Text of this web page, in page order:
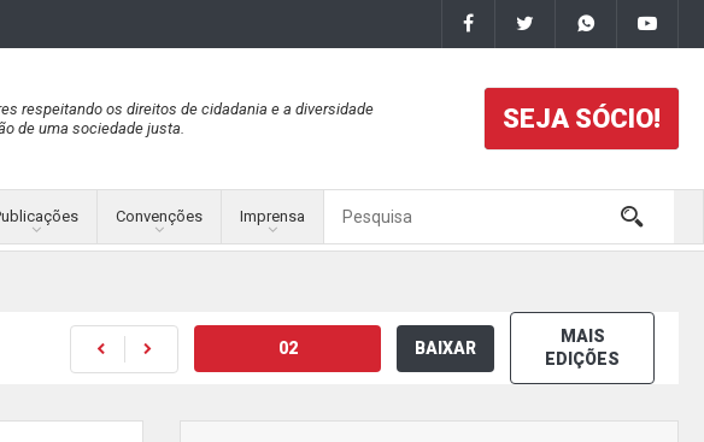
respeitando os direitos de cidadania e a diversidade
de uma sociedade justa.
SEJA SÓCIO!
Convenções Imprensa
02 BAIXAR
MAIS
EDIÇÕES